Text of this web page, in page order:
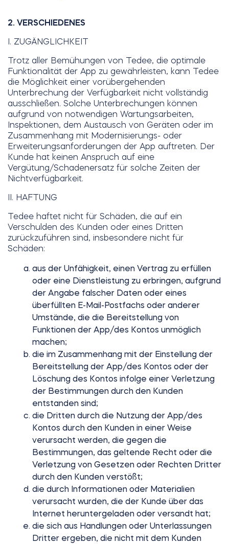
2. VERSCHIEDENES
I. ZUGÄNGLICHKEIT
Trotz aller Bemühungen von Tedee, die optimale
Funktionalität der App zu gewährleisten, kann Tedee
die Möglichkeit einer vorübergehenden
Unterbrechung der Verfügbarkeit nicht vollständig
ausschließen. Solche Unterbrechungen können
aufgrund von notwendigen Wartungsarbeiten,
Inspektionen, dem Austausch von Geräten oder im
Zusammenhang mit Modernisierungs- oder
Erweiterungsanforderungen der App auftreten. Der
Kunde hat keinen Anspruch auf eine
Vergütung/Schadenersatz für solche Zeiten der
Nichtverfügbarkeit.
II. HAFTUNG
Tedee haftet nicht für Schäden, die auf ein
Verschulden des Kunden oder eines Dritten
zurückzuführen sind, insbesondere nicht für
Schäden:
aus der Unfähigkeit, einen Vertrag zu erfüllen
oder eine Dienstleistung zu erbringen, aufgrund
der Angabe falscher Daten oder eines
überfüllten E-Mail-Postfachs oder anderer
Umstände, die die Bereitstellung von
Funktionen der App/des Kontos unmöglich
machen;
die im Zusammenhang mit der Einstellung der
Bereitstellung der App/des Kontos oder der
Löschung des Kontos infolge einer Verletzung
der Bestimmungen durch den Kunden
entstanden sind;
die Dritten durch die Nutzung der App/des
Kontos durch den Kunden in einer Weise
verursacht werden, die gegen die
Bestimmungen, das geltende Recht oder die
Verletzung von Gesetzen oder Rechten Dritter
durch den Kunden verstößt;
die durch Informationen oder Materialien
verursacht wurden, die der Kunde über das
Internet heruntergeladen oder versandt hat;
die sich aus Handlungen oder Unterlassungen
Dritter ergeben, die nicht mit dem Kunden